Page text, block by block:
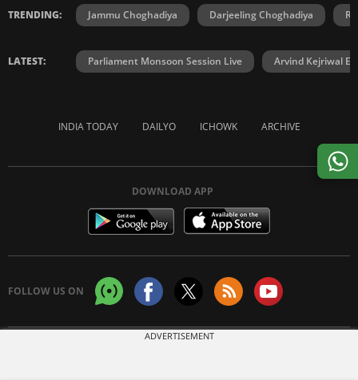
TRENDING: Jammu Choghadiya Darjeeling Choghadiya
LATEST: Parliament Monsoon Session Live Arvind Kejriwal
INDIA TODAY DAILYO ICHOWK ARCHIVE
DOWNLOAD APP
FOLLOW US ON
ADVERTISEMENT